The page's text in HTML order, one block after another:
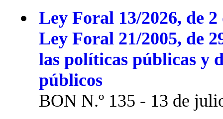
Ley Foral 13/2026, de
Ley Foral 21/2005, de
las políticas públicas y
públicos
BON N.º 135 - 13 de